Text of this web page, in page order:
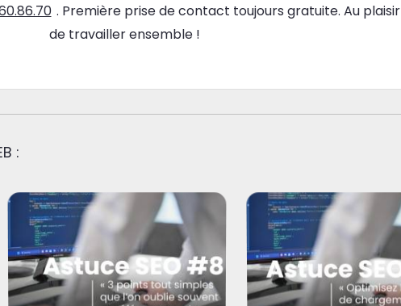
. Première prise de contact toujours gratuite. Au plaisir
de travailler ensemble !
: